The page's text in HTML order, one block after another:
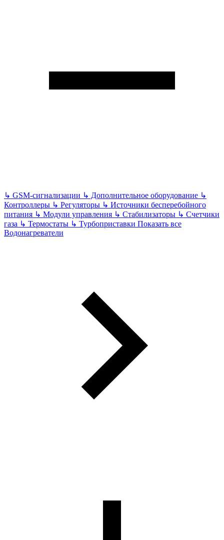
↳ GSM-сигнализации ↳ Дополнительное оборудование ↳
Контроллеры ↳ Регуляторы ↳ Источники бесперебойного
питания ↳ Модули управления ↳ Стабилизаторы ↳ Счетчики
газа ↳ Термостаты ↳ Турбоприставки Показать все
Водонагреватели